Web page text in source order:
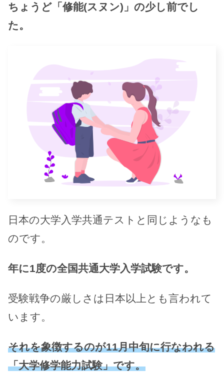
ちょうど「修能(スヌン)」の少し前でし
た。
日本の大学入学共通テストと同じようなも
のです。
年に1度の全国共通大学入学試験です。
受験戦争の厳しさは日本以上とも言われて
います。
それを象徴するのが11月中旬に行なわれる
「大学修学能力試験」です。